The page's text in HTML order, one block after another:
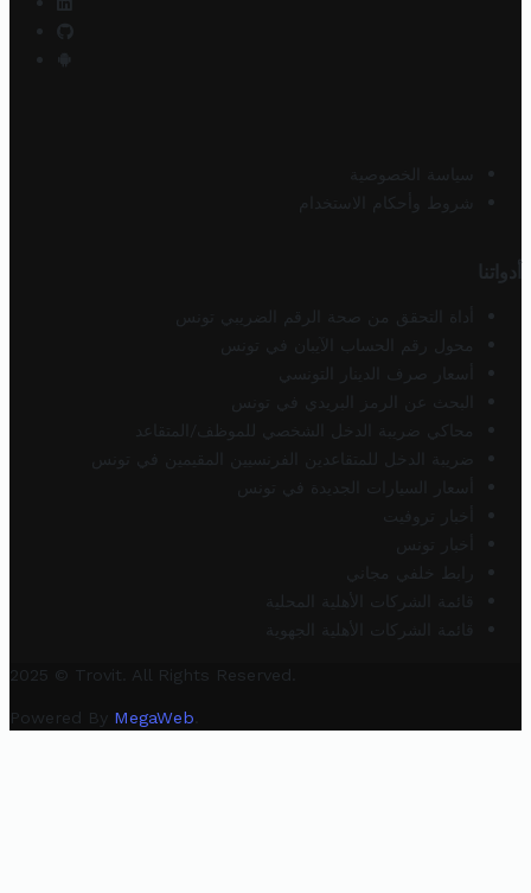
سياسة الخصوصية
شروط وأحكام الاستخدام
أدواتنا
أداة التحقق من صحة الرقم الضريبي تونس
محول رقم الحساب الآيبان في تونس
أسعار صرف الدينار التونسي
البحث عن الرمز البريدي في تونس
محاكي ضريبة الدخل الشخصي للموظف/المتقاعد
ضريبة الدخل للمتقاعدين الفرنسيين المقيمين في تونس
أسعار السيارات الجديدة في تونس
أخبار تروفيت
أخبار تونس
رابط خلفي مجاني
قائمة الشركات الأهلية المحلية
قائمة الشركات الأهلية الجهوية
2025 © Trovit. All Rights Reserved.
Powered By MegaWeb